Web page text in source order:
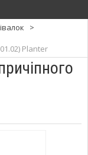
>
Planter